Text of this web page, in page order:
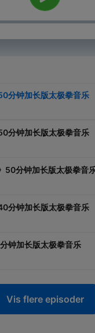
分钟加长版太极拳音乐
分钟加长版太极拳音乐
50分钟加长版太极拳音
分钟加长版太极拳音乐
钟加长版太极拳音乐
Vis flere episoder